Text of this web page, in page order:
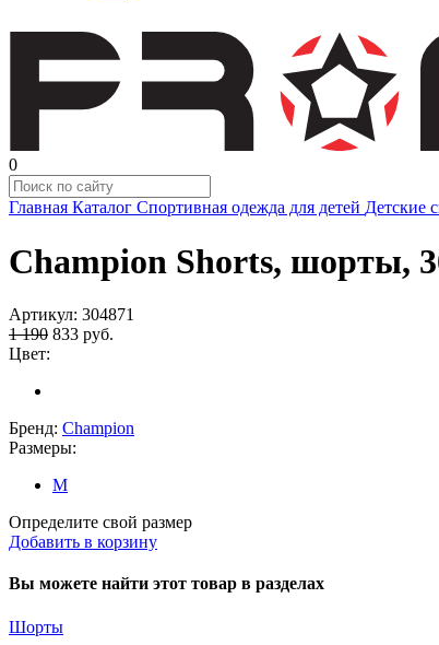
0
Главная Каталог Спортивная одежда для детей Детские
Champion Shorts, шорты,
Артикул: 304871
1 190 833 руб.
Цвет:
Бренд: Champion
Размеры:
M
Определите свой размер
Добавить в корзину
Вы можете найти этот товар в разделах
Шорты